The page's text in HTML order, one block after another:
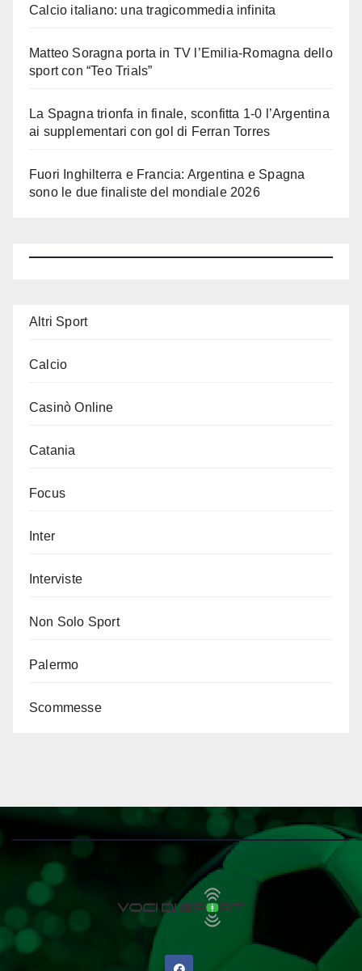
Calcio italiano: una tragicommedia infinita
Matteo Soragna porta in TV l’Emilia-Romagna dello
sport con “Teo Trials”
La Spagna trionfa in finale, sconfitta 1-0 l’Argentina
ai supplementari con gol di Ferran Torres
Fuori Inghilterra e Francia: Argentina e Spagna
sono le due finaliste del mondiale 2026
Altri Sport
Calcio
Casinò Online
Catania
Focus
Inter
Interviste
Non Solo Sport
Palermo
Scommesse